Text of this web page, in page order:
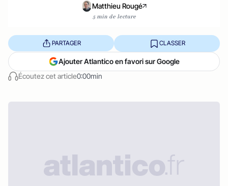
Matthieu Rougé
5 min de lecture
Écoutez cet article0:00min
PARTAGER CLASSER
Ajouter Atlantico en favori sur Google